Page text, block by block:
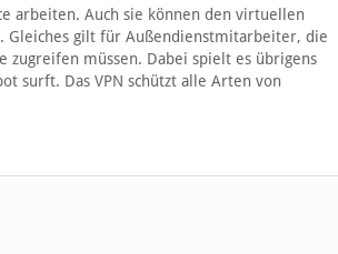
arbeiten. Auch sie können den virtuellen
Gleiches gilt für Außendienstmitarbeiter, die
müssen. Dabei spielt es übrigens
surft. Das VPN schützt alle Arten von